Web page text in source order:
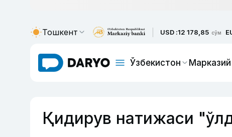
Тошкент USD :12 178,85 сўм
Ўзбекистон
Қидирув натижаси